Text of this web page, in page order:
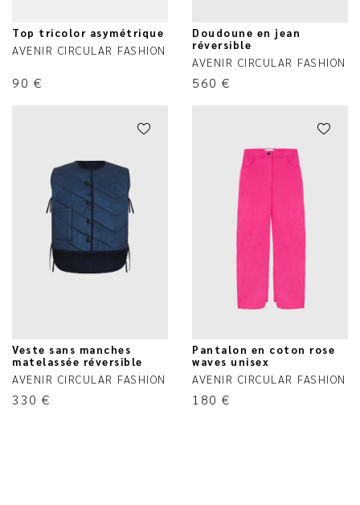
Top tricolor asymétrique
AVENIR CIRCULAR FASHION
90 €
Doudoune en jean
réversible
AVENIR CIRCULAR FASHION
560 €
Veste sans manches
matelassée réversible
AVENIR CIRCULAR FASHION
330 €
Pantalon en coton rose
waves unisex
AVENIR CIRCULAR FASHION
180 €